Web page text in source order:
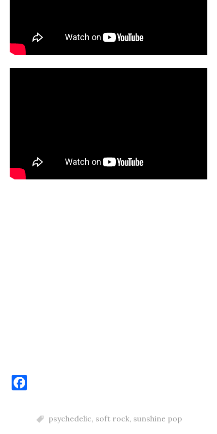
psychedelic, soft rock, sunshine pop